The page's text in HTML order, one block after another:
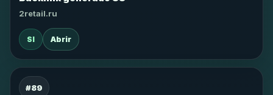
2retail.ru
SI Abrir
#89